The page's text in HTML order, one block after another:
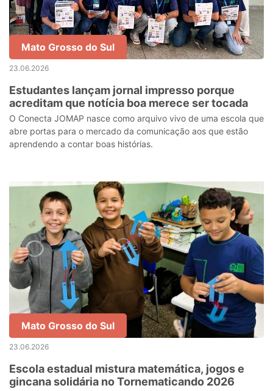
Mato Grosso do Sul
23.06.2026
Estudantes lançam jornal impresso porque
acreditam que notícia boa merece ser tocada
O Conecta JOMAP nasce como arquivo vivo de uma escola que
abre portas para o mercado da comunicação aos que estão
aprendendo a contar boas histórias.
Mato Grosso do Sul
23.06.2026
Escola estadual mistura matemática, jogos e
gincana solidária no Tornematicando 2026